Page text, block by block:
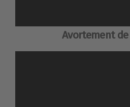
Avortement